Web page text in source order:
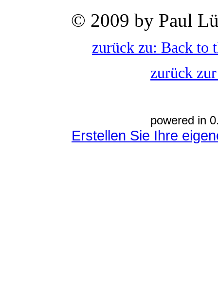
© 2009 by Paul
zurück zu: Back to
zurück
powered in
Erstellen Sie Ihre